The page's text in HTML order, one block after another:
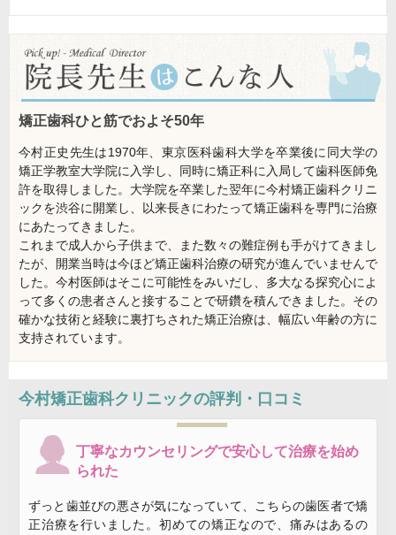
矯正歯科ひと筋でおよそ50年
今村正史先生は1970年、東京医科歯科大学を卒業後に同大学の
矯正学教室大学院に入学し、同時に矯正科に入局して歯科医師免
許を取得しました。大学院を卒業した翌年に今村矯正歯科クリニ
ックを渋谷に開業し、以来長きにわたって矯正歯科を専門に治療
にあたってきました。
これまで成人から子供まで、また数々の難症例も手がけてきまし
たが、開業当時は今ほど矯正歯科治療の研究が進んでいませんで
した。今村医師はそこに可能性をみいだし、多大なる探究心によ
って多くの患者さんと接することで研鑽を積んできました。その
確かな技術と経験に裏打ちされた矯正治療は、幅広い年齢の方に
支持されています。
今村矯正歯科クリニックの評判・口コミ
丁寧なカウンセリングで安心して治療を始め
られた
ずっと歯並びの悪さが気になっていて、こちらの歯医者で矯
正治療を行いました。初めての矯正なので、痛みはあるの